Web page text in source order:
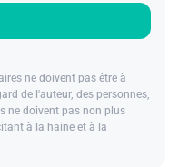
ne doivent pas être à
de l'auteur, des personnes,
ne doivent pas non plus
à la haine et à la